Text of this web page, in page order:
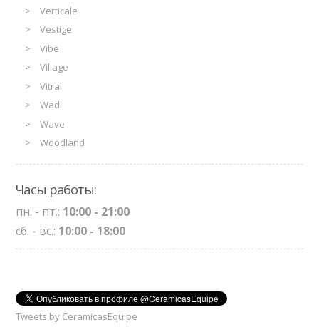
Verticale
Vestige
Vibe
Village
Vitral
Wadi
Wave
Woodland
Часы работы:
пн. - пт.: 10:00 - 21:00
сб. - вс.: 10:00 - 18:00
Tweets by CeramicasEquipe